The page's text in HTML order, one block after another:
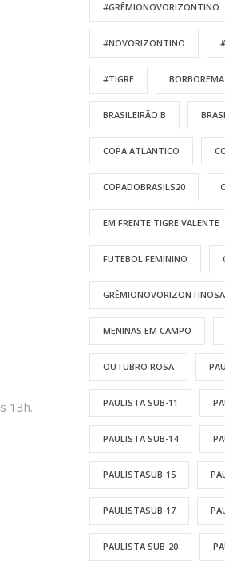
13h.
#GRÊMIONOVORIZONTINO
#NOVORIZONTINO
#TIGRE BORBOREMA
BRASILEIRÃO B
COPA ATLANTICO
COPADOBRASILS20
EM FRENTE TIGRE VALENTE
FUTEBOL FEMININO
MENINAS EM CAMPO
OUTUBRO ROSA
PAULISTA SUB-11
PAULISTA SUB-14
PAULISTASUB-15
PAULISTASUB-17
PAULISTA SUB-20